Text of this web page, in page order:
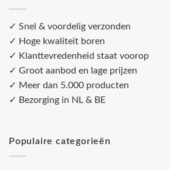
✓ Snel & voordelig verzonden
✓ Hoge kwaliteit boren
✓ Klanttevredenheid staat voorop
✓ Groot aanbod en lage prijzen
✓ Meer dan 5.000 producten
✓ Bezorging in NL & BE
Populaire categorieën